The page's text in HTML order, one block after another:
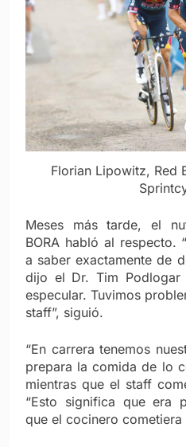
Florian Lipowitz, Red
Meses más tarde, el
BORA habló al respecto.
a saber exactamente de
dijo el Dr. Tim Podlogar
especular. Tuvimos
staff”, siguió.
“En carrera tenemos
prepara la comida de lo
mientras que el staff
“Esto significa que era
que el cocinero cometiera